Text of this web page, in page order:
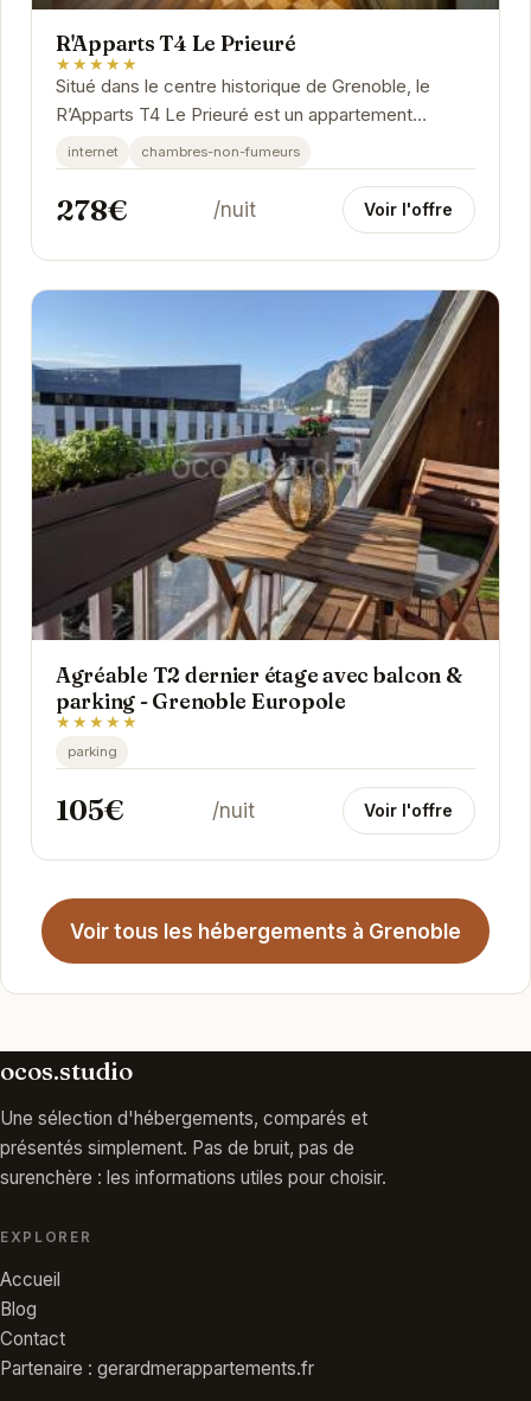
R'Apparts T4 Le Prieuré
★★★★★
Situé dans le centre historique de Grenoble, le
R’Apparts T4 Le Prieuré est un appartement
spacieux et confortable. Il est idéalement placé à...
internet chambres-non-fumeurs
278€ /nuit Voir l'offre
Agréable T2 dernier étage avec balcon &
parking - Grenoble Europole
★★★★★
parking
105€ /nuit Voir l'offre
Voir tous les hébergements à Grenoble
ocos.studio
Une sélection d'hébergements, comparés et
présentés simplement. Pas de bruit, pas de
surenchère : les informations utiles pour choisir.
EXPLORER
Accueil
Blog
Contact
Partenaire : gerardmerappartements.fr